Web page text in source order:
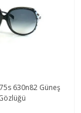
630n82 Güneş